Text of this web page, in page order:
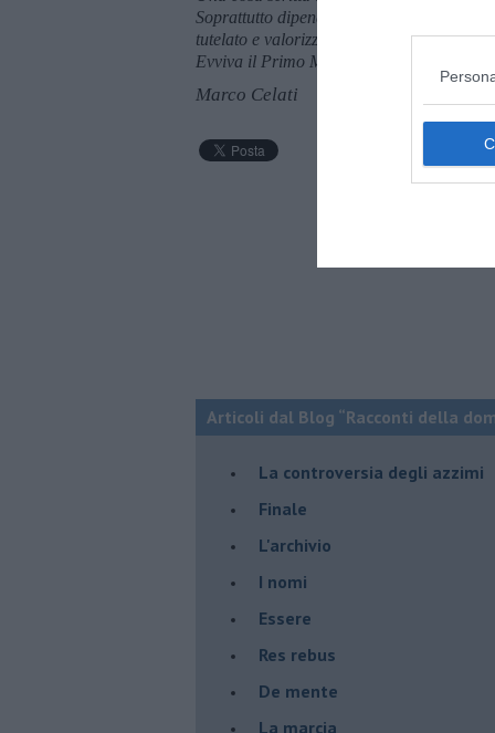
Soprattutto dipende da quanto. Però
tutelato e valorizzato. Oggi è il Primo
Evviva il Primo Maggio!
Marco Celati
Articoli dal Blog “Racconti della
La controversia degli azzimi
Finale
L'archivio
I nomi
Essere
Res rebus
De mente
La marcia